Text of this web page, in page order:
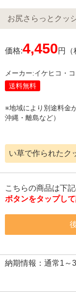
お尻さらっとクッ
価格:4,450円（
メーカー:イケヒコ・
送料無料
※地域により別途料金
沖縄・離島など）
い草で作られたク
こちらの商品は下
ボタンをタップし
納期情報：通常1～